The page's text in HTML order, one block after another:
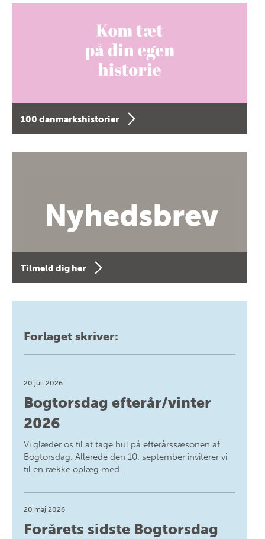
100 danmarkshistorier
Tilmeld dig her
Forlaget skriver:
20 juli 2026
Bogtorsdag efterår/vinter
2026
Vi glæder os til at tage hul på efterårssæsonen af
Bogtorsdag. Allerede den 10. september inviterer vi
til en række oplæg med…
20 maj 2026
Forårets sidste Bogtorsdag